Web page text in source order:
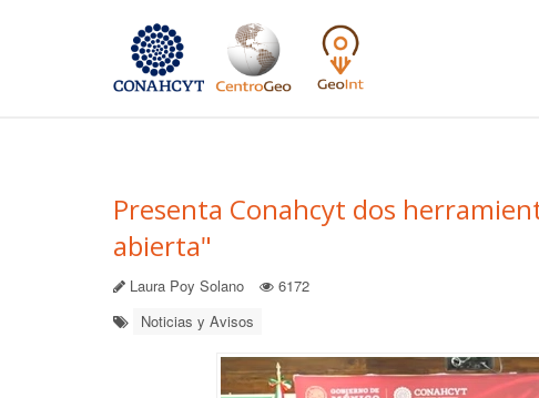
Presenta Conahcyt dos
abierta"
Laura Poy Solano
6172
Noticias y Avisos